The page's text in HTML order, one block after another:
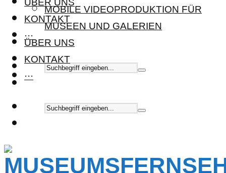
ÜBER UNS
KONTAKT
···
MOBILE VIDEOPRODUKTION FÜR
MUSEEN UND GALERIEN
ÜBER UNS
KONTAKT
···